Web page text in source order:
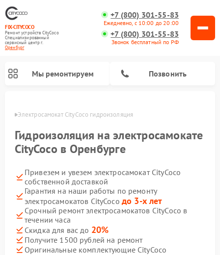
FIX-CITYCOCO
Ремонт устройств CityCoco
Специализированный
cервисный центр г.
Оренбург
+7 (800) 301-55-83
Ежедневно, с 10:00 до 20:00
+7 (800) 301-55-83
Звонок бесплатный по РФ
Мы ремонтируем Позвонить
Электросамокат CityCoco гидроизоляция
Гидроизоляция на электросамокате
CityCoco в Оренбурге
Привезем и увезем электросамокат CityCoco
собственной доставкой
Гарантия на наши работы по ремонту
электросамокатов CityCoco до 3-х лет
Срочный ремонт электросамокатов CityCoco в
течении часа
Скидка для вас до 20%
Получите 1500 рублей на ремонт
Оригинальные комплектующие CityCoco